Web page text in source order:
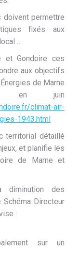
doivent permettre
fixés aux
…
et Gondoire ces
aux objectifs
de Marne
en juin
climat-air-
1943.html
territorial détaillé
et planifie les
de Marne et
des
Schéma Directeur
:
sur un